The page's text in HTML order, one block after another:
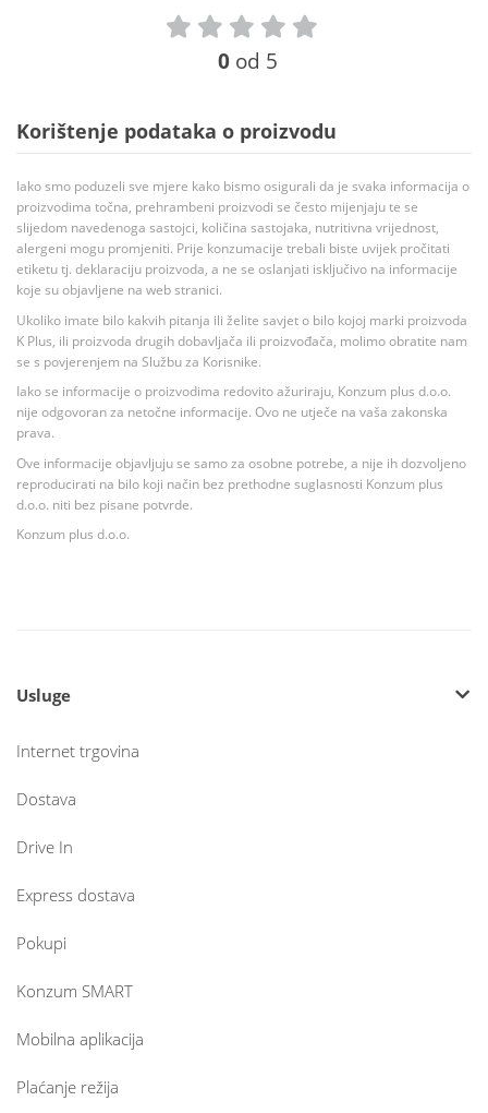
0 od 5
Korištenje podataka o proizvodu
Iako smo poduzeli sve mjere kako bismo osigurali da je svaka informacija o
proizvodima točna, prehrambeni proizvodi se često mijenjaju te se
slijedom navedenoga sastojci, količina sastojaka, nutritivna vrijednost,
alergeni mogu promjeniti. Prije konzumacije trebali biste uvijek pročitati
etiketu tj. deklaraciju proizvoda, a ne se oslanjati isključivo na informacije
koje su objavljene na web stranici.
Ukoliko imate bilo kakvih pitanja ili želite savjet o bilo kojoj marki proizvoda
K Plus, ili proizvoda drugih dobavljača ili proizvođača, molimo obratite nam
se s povjerenjem na Službu za Korisnike.
Iako se informacije o proizvodima redovito ažuriraju, Konzum plus d.o.o.
nije odgovoran za netočne informacije. Ovo ne utječe na vaša zakonska
prava.
Ove informacije objavljuju se samo za osobne potrebe, a nije ih dozvoljeno
reproducirati na bilo koji način bez prethodne suglasnosti Konzum plus
d.o.o. niti bez pisane potvrde.
Konzum plus d.o.o.
Usluge
Internet trgovina
Dostava
Drive In
Express dostava
Pokupi
Konzum SMART
Mobilna aplikacija
Plaćanje režija